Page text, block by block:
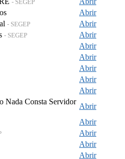
- SEGEP
Abrir
- SEGEP
Abrir
- SEGEP
Abrir
Abrir
Abrir
Abrir
Abrir
Abrir
Nada Consta Servidor
Abrir
Abrir
Abrir
Abrir
Abrir